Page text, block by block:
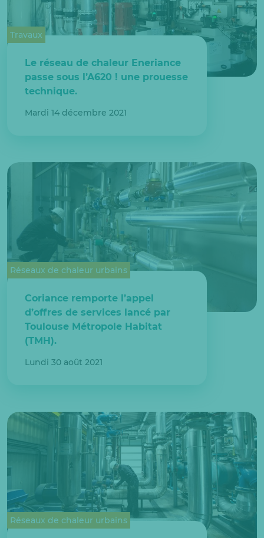
Travaux
Le réseau de chaleur Eneriance
passe sous l’A620 ! une prouesse
technique.
Mardi 14 décembre 2021
Réseaux de chaleur urbains
Coriance remporte l’appel
d’offres de services lancé par
Toulouse Métropole Habitat
(TMH).
Lundi 30 août 2021
Réseaux de chaleur urbains